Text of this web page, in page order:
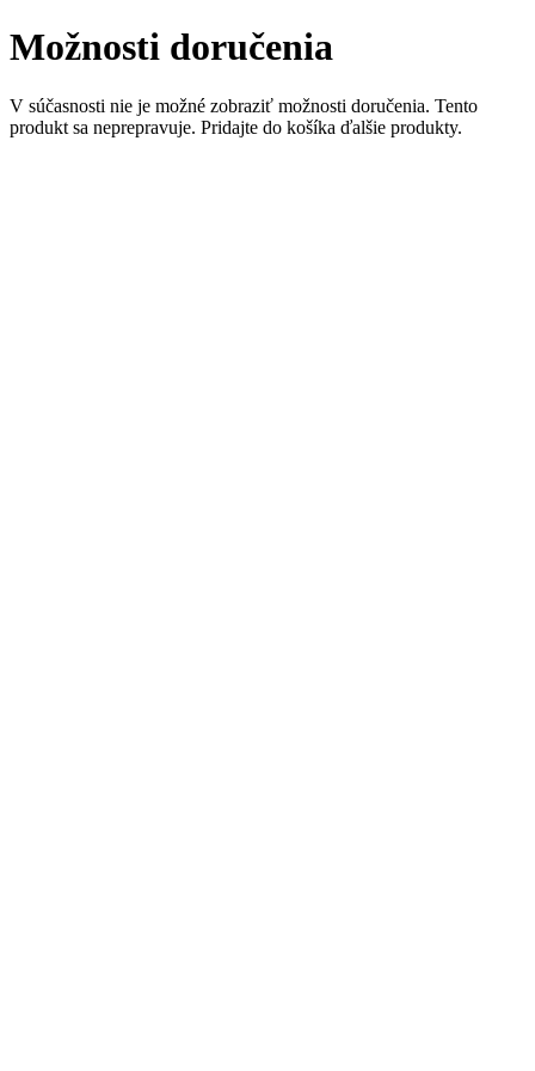
Možnosti doručenia
V súčasnosti nie je možné zobraziť možnosti doručenia. Tento
produkt sa neprepravuje. Pridajte do košíka ďalšie produkty.